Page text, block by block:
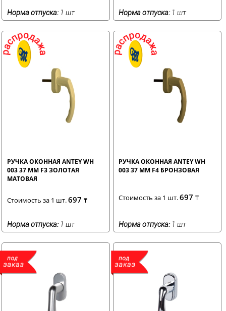
Норма отпуска: 1 шт Норма отпуска: 1 шт
РУЧКА ОКОННАЯ ANTEY WH
003 37 ММ F3 ЗОЛОТАЯ
МАТОВАЯ
Стоимость за 1 шт.697 ₸
Норма отпуска: 1 шт
РУЧКА ОКОННАЯ ANTEY WH
003 37 ММ F4 БРОНЗОВАЯ
Стоимость за 1 шт.697₸
Норма отпуска: 1 шт